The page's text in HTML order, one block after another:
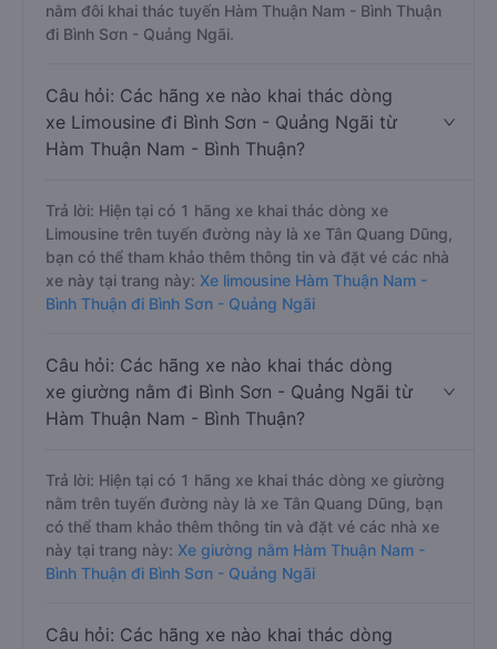
nằm đôi khai thác tuyến Hàm Thuận Nam - Bình Thuận
đi Bình Sơn - Quảng Ngãi.
Câu hỏi: Các hãng xe nào khai thác dòng
xe Limousine đi Bình Sơn - Quảng Ngãi từ
Hàm Thuận Nam - Bình Thuận?
Trả lời: Hiện tại có 1 hãng xe khai thác dòng xe
Limousine trên tuyến đường này là xe Tân Quang Dũng,
bạn có thể tham khảo thêm thông tin và đặt vé các nhà
xe này tại trang này: Xe limousine Hàm Thuận Nam -
Bình Thuận đi Bình Sơn - Quảng Ngãi
Câu hỏi: Các hãng xe nào khai thác dòng
xe giường nằm đi Bình Sơn - Quảng Ngãi từ
Hàm Thuận Nam - Bình Thuận?
Trả lời: Hiện tại có 1 hãng xe khai thác dòng xe giường
nằm trên tuyến đường này là xe Tân Quang Dũng, bạn
có thể tham khảo thêm thông tin và đặt vé các nhà xe
này tại trang này: Xe giường nằm Hàm Thuận Nam -
Bình Thuận đi Bình Sơn - Quảng Ngãi
Câu hỏi: Các hãng xe nào khai thác dòng